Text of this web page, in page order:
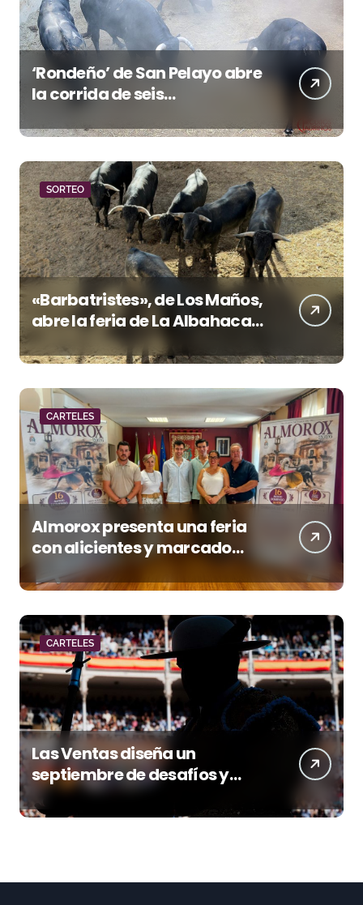
‘Rondeño’ de San Pelayo abre
la corrida de seis
rejoneadores en El Puerto de
Santa María esta noche
SORTEO
«Barbatristes», de Los Maños,
abre la feria de La Albahaca
de Huesca
CARTELES
Almorox presenta una feria
con alicientes y marcado
acento torista
CARTELES
Las Ventas diseña un
septiembre de desafíos y
variedad ganadera